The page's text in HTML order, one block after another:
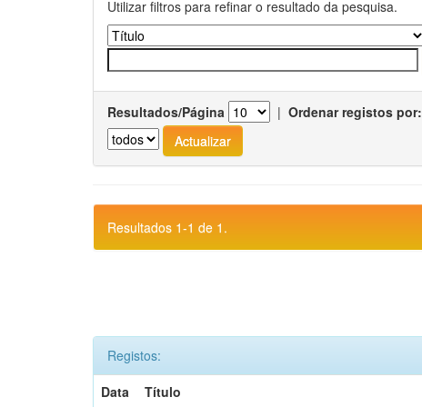
Utilizar filtros para refinar o resultado da pesquisa.
Resultados/Página | Ordenar registos por:
Resultados 1-1 de 1.
Registos:
Data
Título